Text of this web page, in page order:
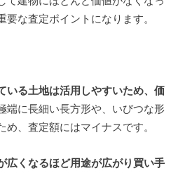
な査定ポイントになります。
いる土地は活用しやすいため、価
端に長細い長方形や、いびつな形
、査定額にはマイナスです。
広くなるほど用途が広がり買い手